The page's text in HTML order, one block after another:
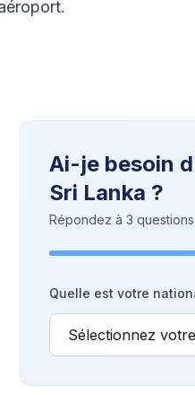
Ai-je besoin
Sri Lanka ?
Répondez à 3
Quelle est votre